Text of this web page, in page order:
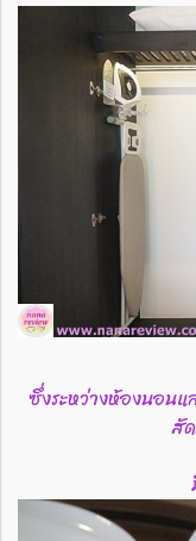
ซึ่งระหว่างห้องนอน
สั